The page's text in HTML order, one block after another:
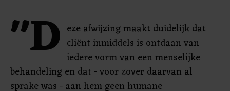
"D eze afwijzing maakt duidelijk dat
cliënt inmiddels is ontdaan van
iedere vorm van een menselijke
behandeling en dat - voor zover daarvan al
sprake was - aan hem geen humane